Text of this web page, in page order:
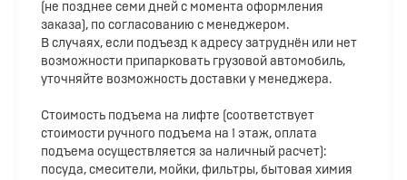
(не позднее семи дней с момента оформления
заказа), по согласованию с менеджером.
В случаях, если подъезд к адресу затруднён или нет
возможности припарковать грузовой автомобиль,
уточняйте возможность доставки у менеджера.
Стоимость подъема на лифте (соответствует
стоимости ручного подъема на 1 этаж, оплата
подъема осуществляется за наличный расчет):
посуда, смесители, мойки, фильтры, бытовая химия